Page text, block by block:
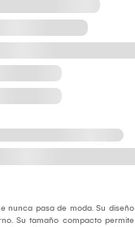
nunca pasa de moda. Su diseño
Su tamaño compacto permite